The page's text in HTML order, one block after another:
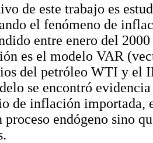
de este trabajo es
el fenómeno de
entre enero del
es el modelo VAR
del petróleo WTI y el
se encontró
de inflación
proceso endógeno sino